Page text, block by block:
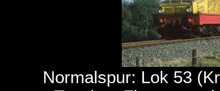
Normalspur: Lok 53